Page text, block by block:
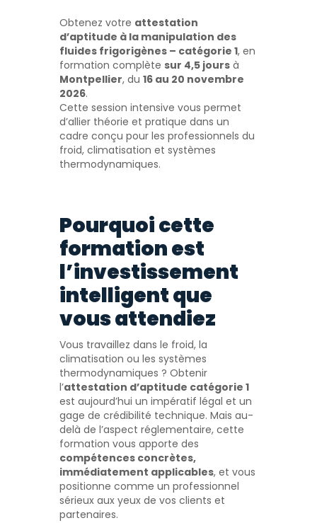
Obtenez votre attestation
d’aptitude à la manipulation des
fluides frigorigènes – catégorie 1, en
formation complète sur 4,5 jours à
Montpellier, du 16 au 20 novembre
2026.
Cette session intensive vous permet
d’allier théorie et pratique dans un
cadre conçu pour les professionnels du
froid, climatisation et systèmes
thermodynamiques.
Pourquoi cette
formation est
l’investissement
intelligent que
vous attendiez
Vous travaillez dans le froid, la
climatisation ou les systèmes
thermodynamiques ? Obtenir
l’attestation d’aptitude catégorie 1
est aujourd’hui un impératif légal et un
gage de crédibilité technique. Mais au-
delà de l’aspect réglementaire, cette
formation vous apporte des
compétences concrètes,
immédiatement applicables, et vous
positionne comme un professionnel
sérieux aux yeux de vos clients et
partenaires.